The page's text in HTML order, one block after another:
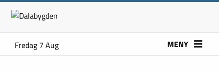
Fredag 7 Aug MENY